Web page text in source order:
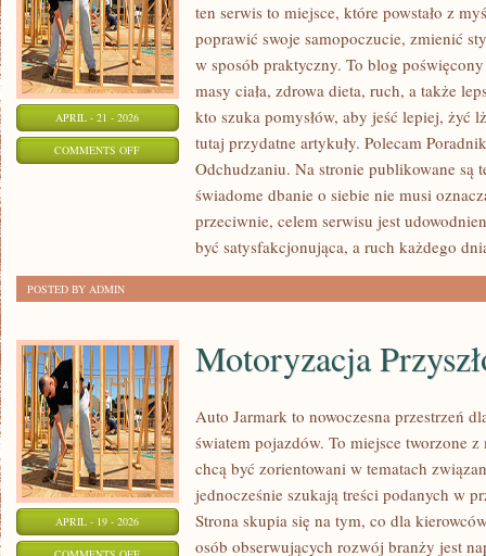
APRIL - 21 - 2026
COMMENTS OFFON
ten serwis to miejsce, które powstało z
poprawić swoje samopoczucie, zmienić
w sposób praktyczny. To blog
masy ciała, zdrowa dieta, ruch, a także
kto szuka pomysłów, aby jeść lepiej, żyć
tutaj przydatne artykuły. Polecam
Odchudzaniu. Na stronie publikowane są
świadome dbanie o siebie nie musi
przeciwnie, celem serwisu jest
być satysfakcjonująca, a ruch każdego
POSTED BY ADMIN
APRIL - 19 - 2026
ON
Motoryzacja
Auto Jarmark to nowoczesna przestrzeń
światem pojazdów. To miejsce tworzone
chcą być zorientowani w tematach
jednocześnie szukają treści podanych w
Strona skupia się na tym, co dla
osób obserwujących rozwój branży jest